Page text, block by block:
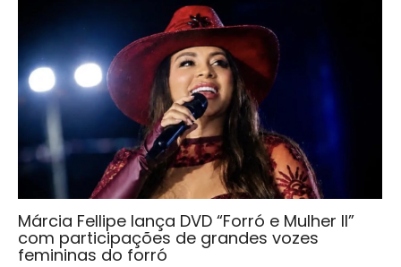
Márcia Fellipe lança DVD “Forró e Mulher II”
com participações de grandes vozes
femininas do forró